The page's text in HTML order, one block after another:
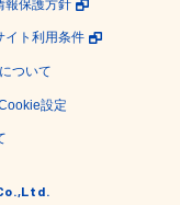
報保護方針
イト利用条件
ついて
設定